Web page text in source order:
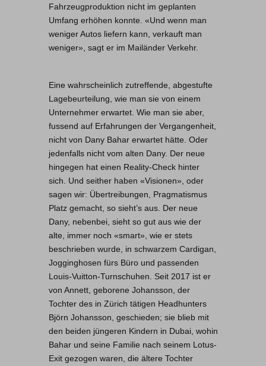
Fahrzeugproduktion nicht im geplanten
Umfang erhöhen konnte. «Und wenn man
weniger Autos liefern kann, verkauft man
weniger», sagt er im Mailänder Verkehr.
Eine wahrscheinlich zutreffende, abgestufte
Lagebeurteilung, wie man sie von einem
Unternehmer erwartet. Wie man sie aber,
fussend auf Erfahrungen der Vergangenheit,
nicht von Dany Bahar erwartet hätte. Oder
jedenfalls nicht vom alten Dany. Der neue
hingegen hat einen Reality-Check hinter
sich. Und seither haben «Visionen», oder
sagen wir: Übertreibungen, Pragmatismus
Platz gemacht, so sieht’s aus. Der neue
Dany, nebenbei, sieht so gut aus wie der
alte, immer noch «smart», wie er stets
beschrieben wurde, in schwarzem Cardigan,
Jogginghosen fürs Büro und passenden
Louis-Vuitton-Turnschuhen. Seit 2017 ist er
von Annett, geborene Johansson, der
Tochter des in Zürich tätigen Headhunters
Björn Johansson, geschieden; sie blieb mit
den beiden jüngeren Kindern in Dubai, wohin
Bahar und seine Familie nach seinem Lotus-
Exit gezogen waren, die ältere Tochter